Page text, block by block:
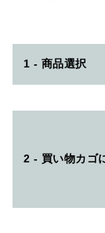
1 - 商品選択
2 - 買い物カゴ